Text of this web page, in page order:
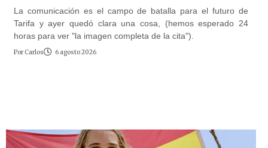
La comunicación es el campo de batalla para el futuro de
Tarifa y ayer quedó clara una cosa, (hemos esperado 24
horas para ver "la imagen completa de la cita").
Por Carlos 6 agosto 2026